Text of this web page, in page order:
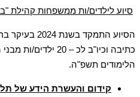
סיוע לילדים/ות ממשפחות קהילת
הסיוע התמקד
כתיבה וכיו"ב לכ –
הלימודים תשפ"ה.
קידום והעשרת הידע של